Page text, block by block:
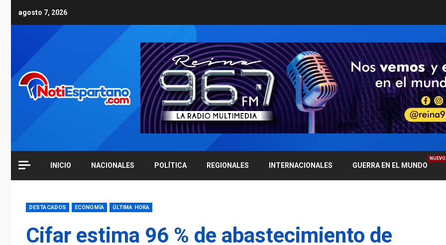
agosto 7, 2026
INICIO NACIONALES POLÍTICA REGIONALES INTERNACIONALES GUERRA EN EL MUNDO
NUEVO
DESTACADOS ECONOMÍA ÚLTIMA HORA
Cifar estima 96 % de abastecimiento de